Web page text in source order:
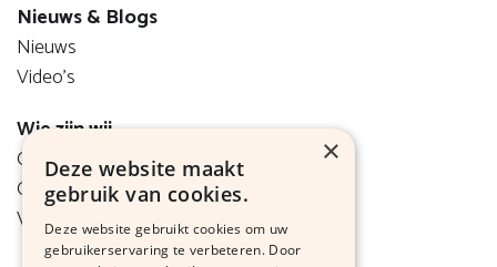
Nieuws & Blogs
Nieuws
Video's
Wie zijn wij
Onze visie
Ons team
Vacatures
×
Deze website maakt
gebruik van cookies.
Deze website gebruikt cookies om uw
gebruikerservaring te verbeteren. Door